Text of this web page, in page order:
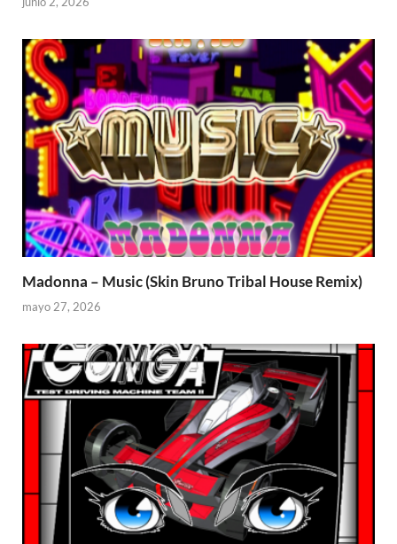
Madonna – Music (Skin Bruno Tribal House Remix)
mayo 27, 2026